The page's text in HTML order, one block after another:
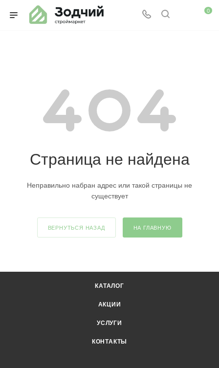
0
Страница не найдена
Неправильно набран адрес или такой страницы не
существует
ВЕРНУТЬСЯ НАЗАД НА ГЛАВНУЮ
КАТАЛОГ
АКЦИИ
УСЛУГИ
КОНТАКТЫ